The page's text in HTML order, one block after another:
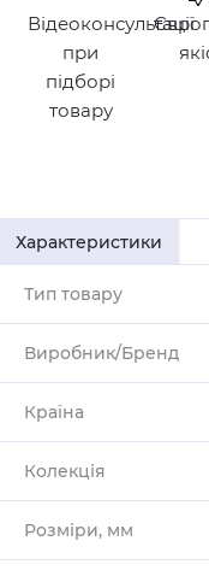
Відеоконсультації
при
підборі
товару
Характеристики
Тип товару
Виробник/Бренд
Країна
Колекція
Розміри, мм